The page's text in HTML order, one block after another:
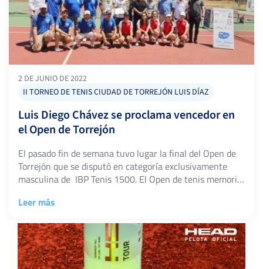
2 DE JUNIO DE 2022
II TORNEO DE TENIS CIUDAD DE TORREJÓN LUIS DÍAZ
Luis Diego Chávez se proclama vencedor en
el Open de Torrejón
El pasado fin de semana tuvo lugar la final del Open de
Torrejón que se disputó en categoría exclusivamente
masculina de IBP Tenis 1500. El Open de tenis memorial
Joaquín Blume y contó con un cuadro de 32 jugadores
Leer más